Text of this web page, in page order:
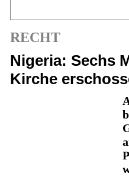
RECHT
Nigeria: Sechs
Kirche